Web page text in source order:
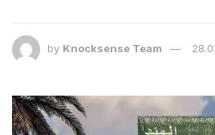
by Knocksense Team